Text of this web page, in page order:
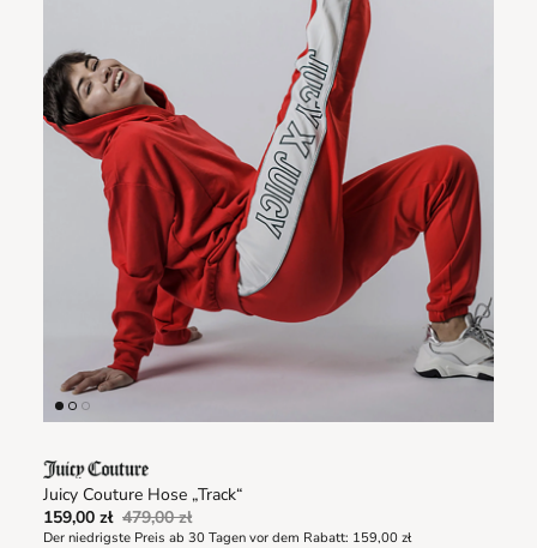
Juicy Couture Hose „Track“
159,00 zł 479,00 zł
Der niedrigste Preis ab 30 Tagen vor dem Rabatt: 159,00 zł